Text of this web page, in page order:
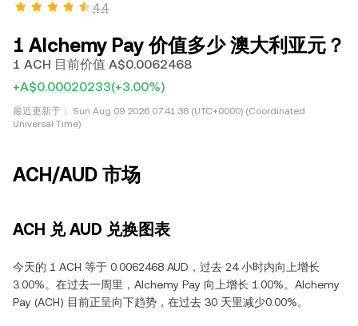
4.4
1 Alchemy Pay 价值多少 澳大利亚元？
1 ACH 目前价值 A$0.0062468
+A$0.00020233(+3.00%)
最近更新于：
Sun Aug 09 2026 07:41:38 (UTC+0000) (Coordinated
Universal Time)
ACH/AUD 市场
ACH 兑 AUD 兑换图表
今天的 1 ACH 等于 0.0062468 AUD，过去 24 小时内向上增长
3.00%。在过去一周里，Alchemy Pay 向上增长 1.00%。Alchemy
Pay (ACH) 目前正呈向下趋势，在过去 30 天里减少0.00%。